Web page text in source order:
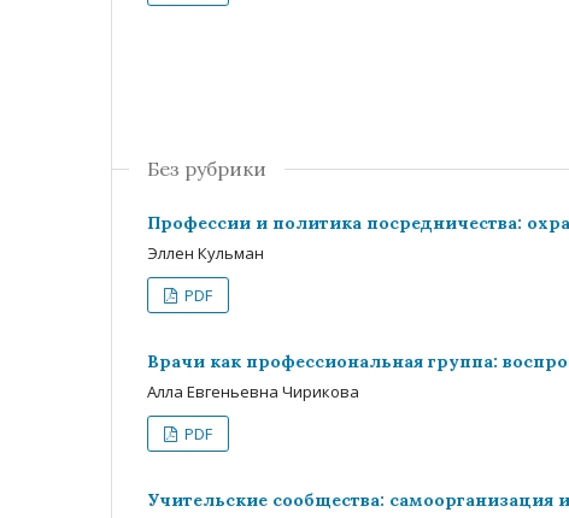
Без рубрики
Профессии и политика посредничества:
Эллен Кульман
PDF
Врачи как профессиональная группа:
Алла Евгеньевна Чирикова
PDF
Учительские сообщества: самоорганизация